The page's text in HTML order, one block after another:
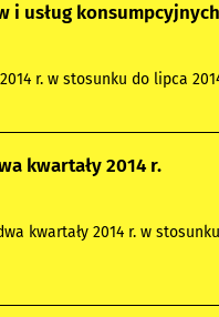
usług
r. w stosunku do lipca
kwartały 2014 r.
kwartały 2014 r. w